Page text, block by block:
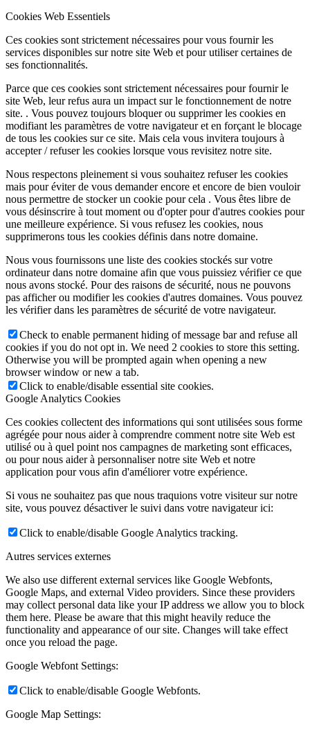
Cookies Web Essentiels
Ces cookies sont strictement nécessaires pour vous fournir les
services disponibles sur notre site Web et pour utiliser certaines de
ses fonctionnalités.
Parce que ces cookies sont strictement nécessaires pour fournir le
site Web, leur refus aura un impact sur le fonctionnement de notre
site. . Vous pouvez toujours bloquer ou supprimer les cookies en
modifiant les paramètres de votre navigateur et en forçant le blocage
de tous les cookies sur ce site. Mais cela vous invitera toujours à
accepter / refuser les cookies lorsque vous revisitez notre site.
Nous respectons pleinement si vous souhaitez refuser les cookies
mais pour éviter de vous demander encore et encore de bien vouloir
nous permettre de stocker un cookie pour cela . Vous êtes libre de
vous désinscrire à tout moment ou d'opter pour d'autres cookies pour
une meilleure expérience. Si vous refusez les cookies, nous
supprimerons tous les cookies définis dans notre domaine.
Nous vous fournissons une liste des cookies stockés sur votre
ordinateur dans notre domaine afin que vous puissiez vérifier ce que
nous avons stocké. Pour des raisons de sécurité, nous ne pouvons
pas afficher ou modifier les cookies d'autres domaines. Vous pouvez
les vérifier dans les paramètres de sécurité de votre navigateur.
Check to enable permanent hiding of message bar and refuse all
cookies if you do not opt in. We need 2 cookies to store this setting.
Otherwise you will be prompted again when opening a new
browser window or new a tab.
Click to enable/disable essential site cookies.
Google Analytics Cookies
Ces cookies collectent des informations qui sont utilisées sous forme
agrégée pour nous aider à comprendre comment notre site Web est
utilisé ou à quel point nos campagnes de marketing sont efficaces,
ou pour nous aider à personnaliser notre site Web et notre
application pour vous afin d'améliorer votre expérience.
Si vous ne souhaitez pas que nous traquions votre visiteur sur notre
site, vous pouvez désactiver le suivi dans votre navigateur ici:
Click to enable/disable Google Analytics tracking.
Autres services externes
We also use different external services like Google Webfonts,
Google Maps, and external Video providers. Since these providers
may collect personal data like your IP address we allow you to block
them here. Please be aware that this might heavily reduce the
functionality and appearance of our site. Changes will take effect
once you reload the page.
Google Webfont Settings:
Click to enable/disable Google Webfonts.
Google Map Settings: